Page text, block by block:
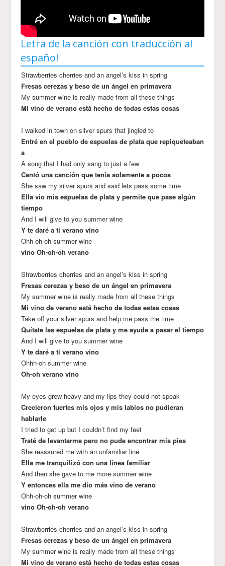
Letra de la canción con traducción al
español
Strawberries cherries and an angel’s kiss in spring
Fresas cerezas y beso de un ángel en primavera
My summer wine is really made from all these things
Mi vino de verano está hecho de todas estas cosas
I walked in town on silver spurs that jingled to
Entré en el pueblo de espuelas de plata que repiqueteaban
a
A song that I had only sang to just a few
Cantó una canción que tenía solamente a pocos
She saw my silver spurs and said lets pass some time
Ella vio mis espuelas de plata y permite que pase algún
tiempo
And I will give to you summer wine
Y te daré a ti verano vino
Ohh-oh-oh summer wine
vino Oh-oh-oh verano
Strawberries cherries and an angel’s kiss in spring
Fresas cerezas y beso de un ángel en primavera
My summer wine is really made from all these things
Mi vino de verano está hecho de todas estas cosas
Take off your silver spurs and help me pass the time
Quítate las espuelas de plata y me ayude a pasar el tiempo
And I will give to you summer wine
Y te daré a ti verano vino
Ohhh-oh summer wine
Oh-oh verano vino
My eyes grew heavy and my lips they could not speak
Crecieron fuertes mis ojos y mis labios no pudieran
hablarle
I tried to get up but I couldn’t find my feet
Traté de levantarme pero no pude encontrar mis pies
She reassured me with an unfamiliar line
Ella me tranquilizó con una línea familiar
And then she gave to me more summer wine
Y entonces ella me dio más vino de verano
Ohh-oh-oh summer wine
vino Oh-oh-oh verano
Strawberries cherries and an angel’s kiss in spring
Fresas cerezas y beso de un ángel en primavera
My summer wine is really made from all these things
Mi vino de verano está hecho de todas estas cosas